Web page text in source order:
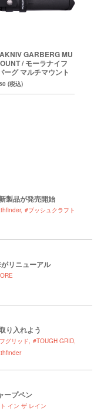
GARBERG MU
/ モーラナイフ
ーグ マルチマウント
(税込)
製品が発売開始
#ブッシュクラフト
リニューアル
り入れよう
グリッド #TOUGH GRID
ープペン
イン ザ レイン